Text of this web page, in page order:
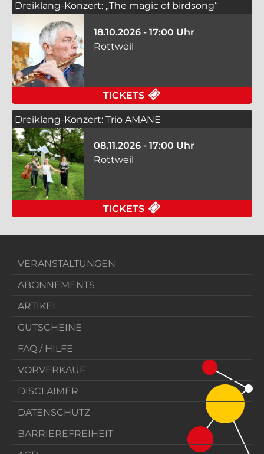
Dreiklang-Konzert: „The magic of birdsong“
18.10.2026 - 17:00 Uhr
Rottweil
TICKETS
Dreiklang-Konzert: Trio AMANE
08.11.2026 - 17:00 Uhr
Rottweil
TICKETS
VERANSTALTUNGEN
ABONNEMENTS
ARTIKEL
GUTSCHEINE
FAQ / HILFE
VORVERKAUF
DISCLAIMER
DATENSCHUTZ
BARRIEREFREIHEIT